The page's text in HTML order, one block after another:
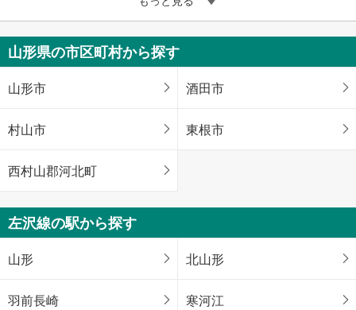
山形県の市区町村から探す
山形市 酒田市
村山市 東根市
西村山郡河北町
左沢線の駅から探す
山形 北山形
羽前長崎 寒河江